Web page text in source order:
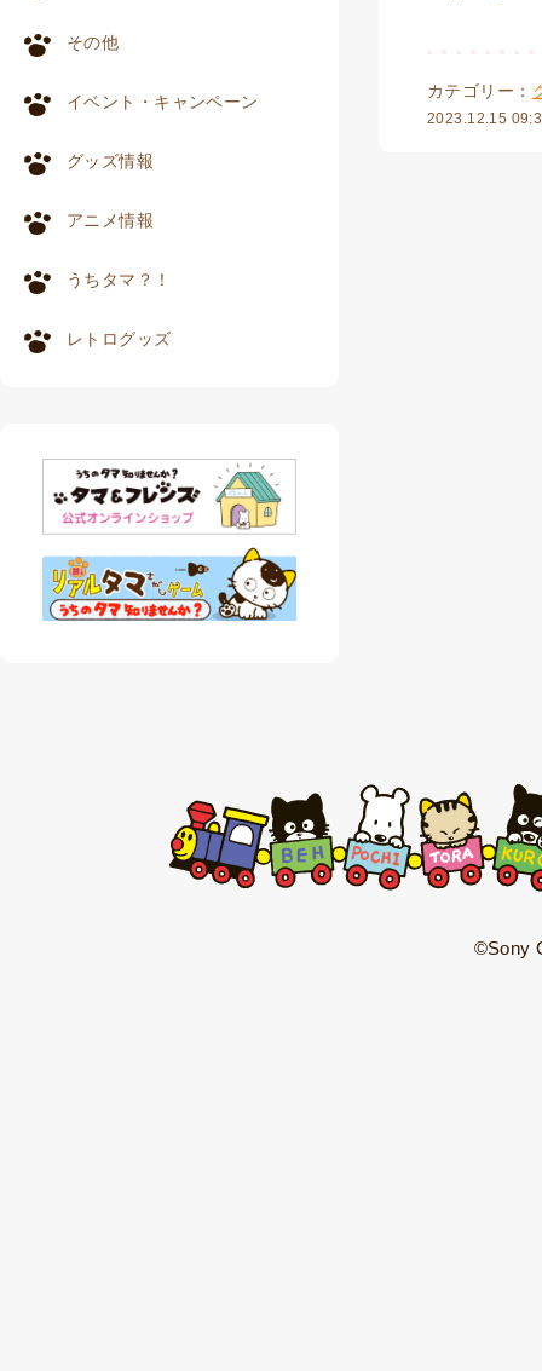
その他
イベント・キャンペーン
グッズ情報
アニメ情報
うちタマ？！
レトログッズ
カテゴリー：
2023.12.15
©Sony